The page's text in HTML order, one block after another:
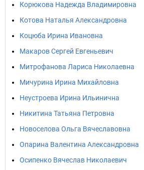
Корюкова Надежда Владимировна
Котова Наталья Александровна
Коцюба Ирина Ивановна
Макаров Сергей Евгеньевич
Митрофанова Лариса Николаевна
Мичурина Ирина Михайловна
Неустроева Ирина Ильинична
Никитина Татьяна Петровна
Новоселова Ольга Вячеславовна
Опарина Валентина Александровна
Осипенко Вячеслав Николаевич